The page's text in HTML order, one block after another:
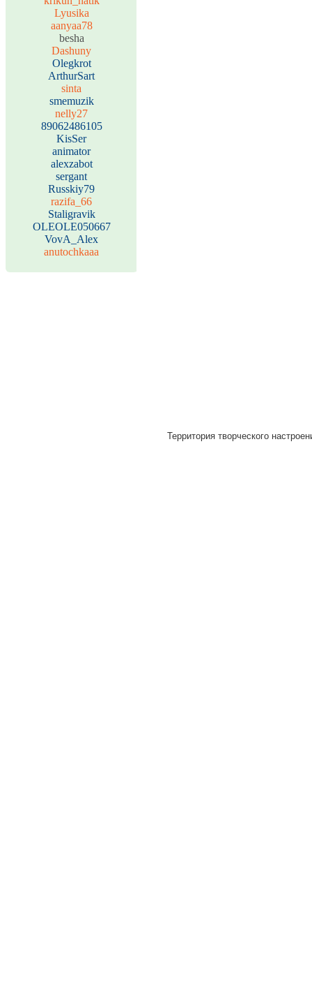
Lyusika
aanyaa78
besha
Dashuny
Olegkrot
ArthurSart
sinta
smemuzik
nelly27
89062486105
KisSer
animator
alexzabot
sergant
Russkiy79
razifa_66
Staligravik
OLEOLE050667
VovA_Alex
anutochkaaa
Территория творческого